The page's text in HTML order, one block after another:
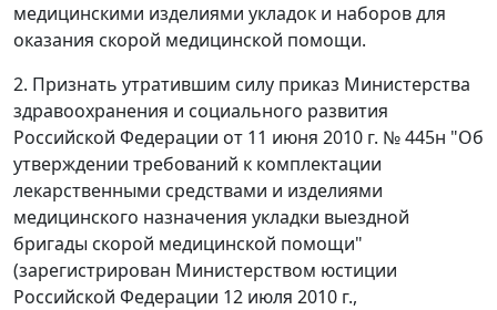
медицинскими изделиями укладок и наборов для
оказания скорой медицинской помощи.
2. Признать утратившим силу приказ Министерства
здравоохранения и социального развития
Российской Федерации от 11 июня 2010 г. № 445н "Об
утверждении требований к комплектации
лекарственными средствами и изделиями
медицинского назначения укладки выездной
бригады скорой медицинской помощи"
(зарегистрирован Министерством юстиции
Российской Федерации 12 июля 2010 г.,